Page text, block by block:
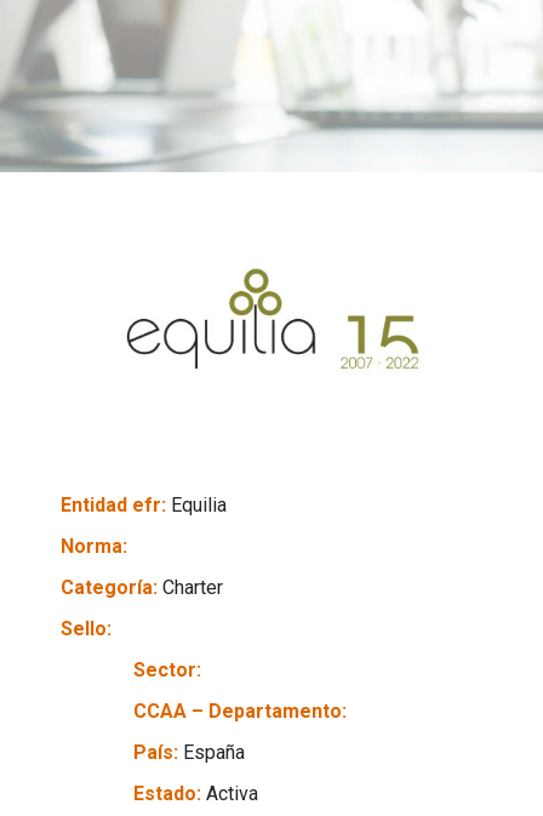
Entidad efr: Equilia
Norma:
Categoría: Charter
Sello:
Sector:
CCAA – Departamento:
País: España
Estado: Activa